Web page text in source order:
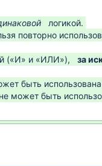
логикой.
повторно
(«И» и «ИЛИ»), за
быть
может быть